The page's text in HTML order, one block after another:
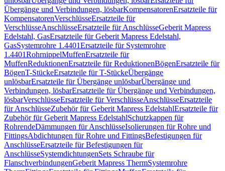
Übergänge und Verbindungen, lösbarKompensatorenErsatzteile für
KompensatorenVerschlüsseErsatzteile für
VerschlüsseAnschlüsseErsatzteile für AnschlüsseGeberit Mapress
Edelstahl, GasErsatzteile für Geberit Mapress Edelstahl,
GasSystemrohre 1.4401Ersatzteile für Systemrohre
1.4401RohrnippelMuffenErsatzteile für
MuffenReduktionenErsatzteile für ReduktionenBögenErsatzteile für
BögenT-StückeErsatzteile für T-StückeÜbergänge
unlösbarErsatzteile für Übergänge unlösbarÜbergänge und
Verbindungen, lösbarErsatzteile für Übergänge und Verbindungen,
lösbarVerschlüsseErsatzteile für VerschlüsseAnschlüsseErsatzteile
für AnschlüsseZubehör für Geberit Mapress EdelstahlErsatzteile für
Zubehör für Geberit Mapress EdelstahlSchutzkappen für
RohrendeDämmungen für AnschlüsseIsolierungen für Rohre und
FittingsAbdichtungen für Rohre und FittingsBefestigungen für
AnschlüsseErsatzteile für Befestigungen für
AnschlüsseSystemdichtungenSets Schraube für
FlanschverbindungenGeberit Mapress ThermSystemrohre